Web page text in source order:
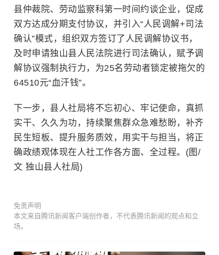
县仲裁院、劳动监察科第一时间约谈企业，促成
双方达成分期支付协议，并引入“人民调解+司法
确认”模式，组织双方签订了人民调解协议书，
及时申请独山县人民法院进行司法确认，赋予调
解协议强制执行力，为25名劳动者锁定被拖欠的
64510元“血汗钱”。
下一步，县人社局将不忘初心、牢记使命，真抓
实干、久久为功，持续聚焦群众急难愁盼，补齐
民生短板、提升服务质效，用实干与担当，将正
确政绩观体现在人社工作各方面、全过程。(图/
文 独山县人社局)
免责声明
本文来自腾讯新闻客户端创作者，不代表腾讯新闻的观点和立
场。